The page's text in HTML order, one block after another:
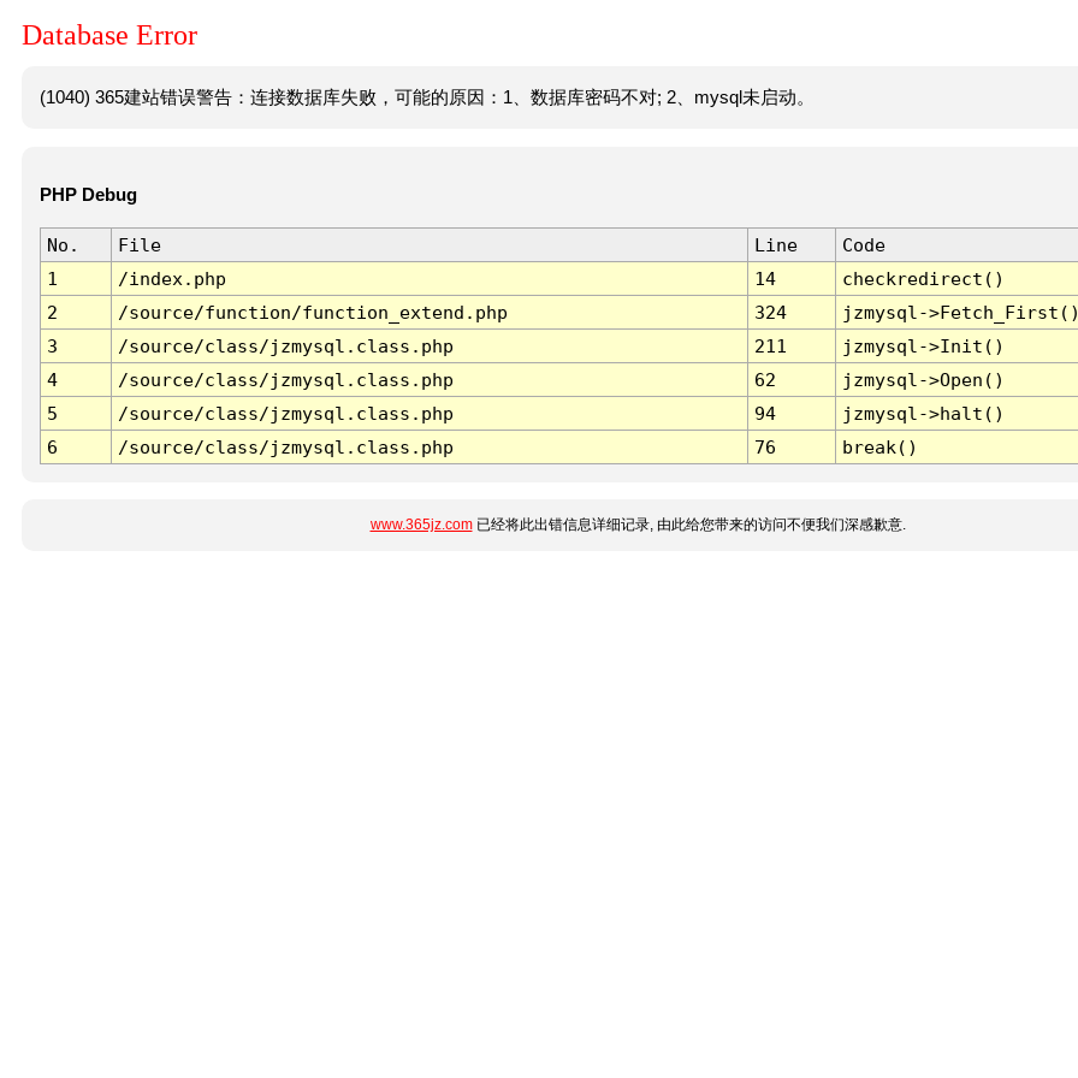
Database Error
(1040) 365建站错误警告：连接数据库失败，可能的原因：1、数据库密码不对; 2、mysql未启动。
PHP Debug
No. File Line
Code
1
/index.php 14
checkredirect()
2
/source/function/function_extend.php 324
jzmysql-
3
/source/class/jzmysql.class.php 211
jzmysql->Init()
4
/source/class/jzmysql.class.php 62
jzmysql->Open()
5
/source/class/jzmysql.class.php 94
jzmysql->halt()
6
/source/class/jzmysql.class.php 76 break()
www.365jz.com已经将此出错信息详细记录, 由此给您带来的访问不便我们深感歉意.